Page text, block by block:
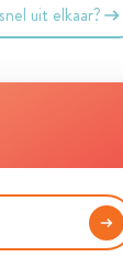
uit elkaar?